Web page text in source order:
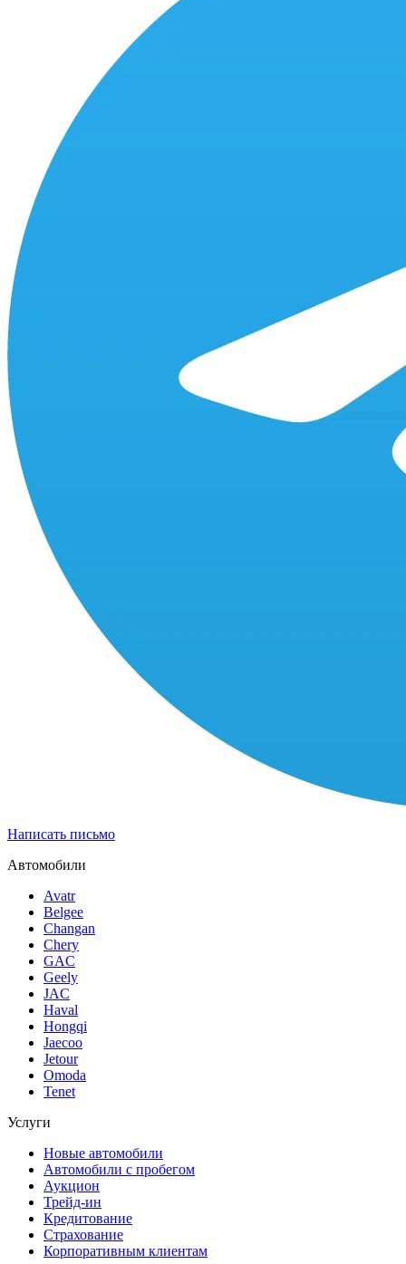
Написать письмо
Автомобили
Avatr
Belgee
Changan
Chery
GAC
Geely
JAC
Haval
Hongqi
Jaecoo
Jetour
Omoda
Tenet
Услуги
Новые автомобили
Автомобили с пробегом
Аукцион
Трейд-ин
Кредитование
Страхование
Корпоративным клиентам